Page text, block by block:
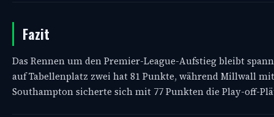
Fazit
Das Rennen um den Premier-League-Aufstieg bleibt
auf Tabellenplatz zwei hat 81 Punkte, während Millwall
Southampton sicherte sich mit 77 Punkten die Play-off-